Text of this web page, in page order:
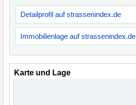
Detailprofil auf strassenindex.de
Immobilienlage auf strassenindex.de
Karte und Lage